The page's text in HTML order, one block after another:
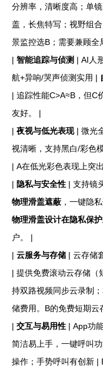
分辨率，清晰度高；单
盖，长焦特写；视野组
景监控选B；需要兼顾全
| 智能追踪与侦测 | AI人
航+异响/哭声侦测实用 |
| 追踪性能C>A≈B，但C
友好。 |
| 夜视与低光表现| 微光
视清晰，支持黑白/彩色
| A在低光彩色表现上突
| 隐私与安全性 | 支持镜
物理滑盖遮蔽 ，一键隐
物理滑盖设计在隐私保
户。 |
| 云服务与存储 | 云存储
| 提供免费滚动云存储（
持双路视频同步云录制
储费用。B的免费短期云
| 交互与易用性 | App功
简洁易上手，一键呼叫
操作；手势呼叫有创新 |